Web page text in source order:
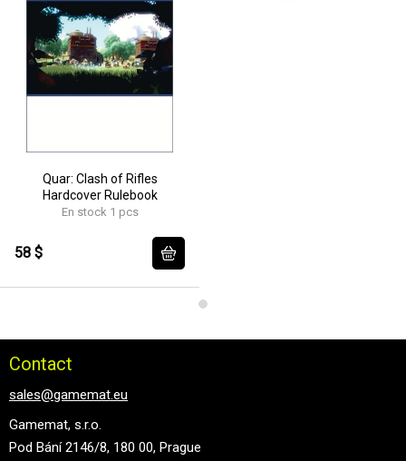
Quar: Clash of Rifles
Hardcover Rulebook
En stock 1 pcs
58 $
Contact
sales@gamemat.eu
Gamemat, s.r.o.
Pod Bání 2146/8, 180 00, Prague